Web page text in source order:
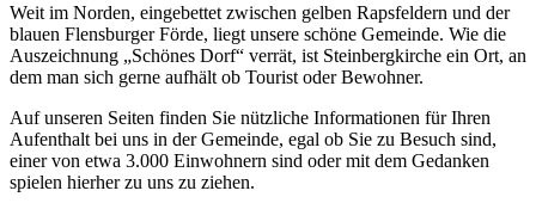
Weit im Norden, eingebettet zwischen gelben Rapsfeldern und der
blauen Flensburger Förde, liegt unsere schöne Gemeinde. Wie die
Auszeichnung „Schönes Dorf“ verrät, ist Steinbergkirche ein Ort, an
dem man sich gerne aufhält ob Tourist oder Bewohner.
Auf unseren Seiten finden Sie nützliche Informationen für Ihren
Aufenthalt bei uns in der Gemeinde, egal ob Sie zu Besuch sind,
einer von etwa 3.000 Einwohnern sind oder mit dem Gedanken
spielen hierher zu uns zu ziehen.